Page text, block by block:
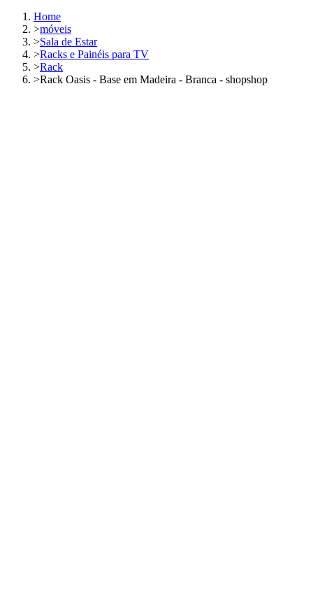
Home
>móveis
>Sala de Estar
>Racks e Painéis para TV
>Rack
>Rack Oasis - Base em Madeira - Branca - shopshop